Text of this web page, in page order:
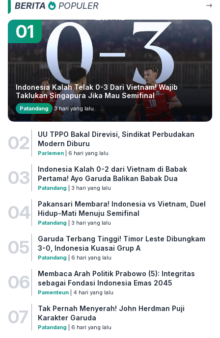
BERITA POPULER
01
Indonesia Kalah Telak 0-3 Dari Vietnam! Wajib
Taklukan Singapura Jika Mau Semifinal
Patandang 3 hari yang lalu
02
UU TPPO Bakal Direvisi, Sindikat Perbudakan
Modern Diburu
Parlemen| 6 hari yang lalu
03
Indonesia Kalah 0-2 dari Vietnam di Babak
Pertama! Ayo Garuda Balikan Babak Dua
Patandang | 3 hari yang lalu
04
Pakansari Membara! Indonesia vs Vietnam, Duel
Hidup-Mati Menuju Semifinal
Patandang | 3 hari yang lalu
05
Garuda Terbang Tinggi! Timor Leste Dibungkam
3-0, Indonesia Kuasai Grup A
Patandang | 6 hari yang lalu
06
Membaca Arah Politik Prabowo (5): Integritas
sebagai Fondasi Indonesia Emas 2045
Pamenteun| 4 hari yang lalu
07
Tak Pernah Menyerah! John Herdman Puji
Karakter Garuda
Patandang | 6 hari yang lalu